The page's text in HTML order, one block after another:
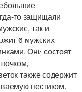
то защищали
так и
6 мужских
Они состоят
также содержит
пестиком.